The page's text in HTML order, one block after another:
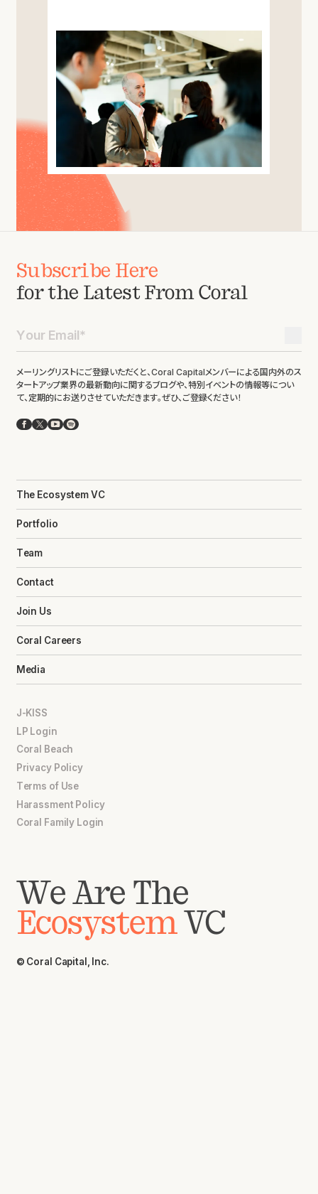
Subscribe Here
for the Latest From Coral
メーリングリストにご登録いただくと、Coral Capitalメンバーによる国内外のス
タートアップ業界の最新動向に関するブログや、特別イベントの情報等につい
て、定期的にお送りさせていただきます。ぜひ、ご登録ください！
Facebook
X YouTube
Spotify
The Ecosystem VC
Portfolio
Team
Contact
Join Us
Coral Careers
Media
J-KISS
LP Login
Coral Beach
Privacy Policy
Terms of Use
Harassment Policy
Coral Family Login
We Are The
EcosystemVC
© Coral Capital, Inc.